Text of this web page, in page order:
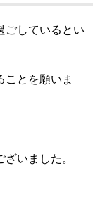
ごしているとい
ことを願いま
いました。